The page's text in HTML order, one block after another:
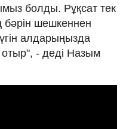
болды. Рұқсат тек
бәрін шешкеннен
алдарыңызда
- деді Назым